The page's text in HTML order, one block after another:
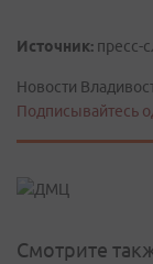
Источник: пресс-
Новости
Подписывайтесь
Смотрите